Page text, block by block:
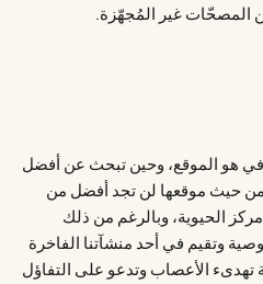
المصحّات غير المُجهّزة.
هو الموقع، وحين تبحث عن أفضل
من حيث موقعها لن تجد أفضل من
الحيوية، وبالرغم من ذلك
وتقيم في أحد منشآتنا الفاخرة
تهدىء الأعصاب وتدعو على التفاؤل